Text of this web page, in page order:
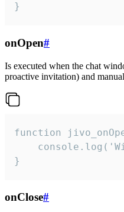
}
onOpen#
Is executed when the chat
proactive invitation) and
function
}
onClose#